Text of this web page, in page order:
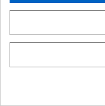
envelhecimento